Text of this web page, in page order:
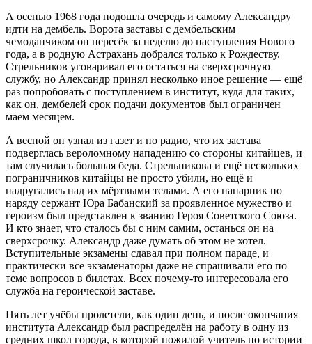
А осенью 1968 года подошла очередь и самому Александру
идти на дембель. Ворота заставы с дембельским
чемоданчиком он пересёк за неделю до наступления Нового
года, а в родную Астрахань добрался только к Рождеству.
Стрельников уговаривал его остаться на сверхсрочную
службу, но Александр принял несколько иное решение — ещё
раз попробовать с поступлением в институт, куда для таких,
как он, дембелей срок подачи документов был ограничен
маем месяцем.
А весной он узнал из газет и по радио, что их застава
подверглась вероломному нападению со стороны китайцев, и
там случилась большая беда. Стрельникова и ещё нескольких
пограничников китайцы не просто убили, но ещё и
надругались над их мёртвыми телами. А его напарник по
наряду сержант Юра Бабанский за проявленное мужество и
героизм был представлен к званию Героя Советского Союза.
И кто знает, что сталось бы с ним самим, останься он на
сверхсрочку. Александр даже думать об этом не хотел.
Вступительные экзамены сдавал при полном параде, и
практически все экзаменаторы даже не спрашивали его по
теме вопросов в билетах. Всех почему-то интересовала его
служба на героической заставе.
Пять лет учёбы пролетели, как один день, и после окончания
института Александр был распределён на работу в одну из
средних школ города, в которой пожилой учитель по истории